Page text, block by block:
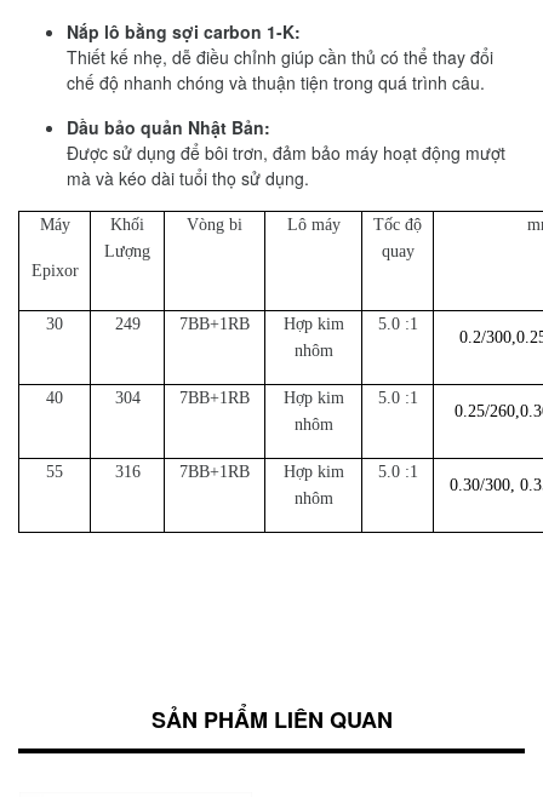
Nắp lô bằng sợi carbon 1-K:
Thiết kế nhẹ, dễ điều chỉnh giúp cần thủ có thể thay đổi
chế độ nhanh chóng và thuận tiện trong quá trình câu.
Dầu bảo quản Nhật Bản:
Được sử dụng để bôi trơn, đảm bảo máy hoạt động mượt
mà và kéo dài tuổi thọ sử dụng.
Máy
Epixor
Khối
Lượng
Vòng bi Lô máy
Tốc độ
quay
30 249 7BB+1RB
Hợp kim
nhôm
5.0 :1
0.2/
40 304 7BB+1RB
Hợp kim
nhôm
5.0 :1
0.25/
55 316 7BB+1RB
Hợp kim
nhôm
5.0 :1
0.30/300,
SẢN PHẨM LIÊN QUAN